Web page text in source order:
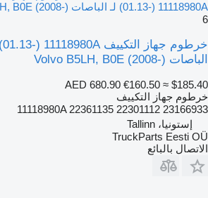
(01.13-) 11118980A لـ الباصات Volvo B5LH, B0E (2008-)
6
الباصات Volvo B5LH, B0E (2008-)
AED 680.90 €160.50 ≈ $185.40
خرطوم جهاز التكييف
11118980A 22361135 22301112 23166933
إستونيا، Tallinn
TruckParts Eesti OÜ
الاتصال بالبائع